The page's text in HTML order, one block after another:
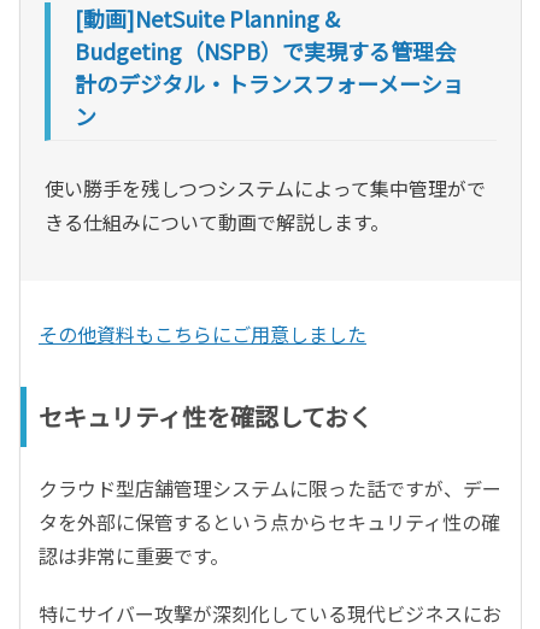
[動画]NetSuite Planning &
Budgeting（NSPB）で実現する管理会
計のデジタル・トランスフォーメーショ
ン
使い勝手を残しつつシステムによって集中管理がで
きる仕組みについて動画で解説します。
その他資料もこちらにご用意しました
セキュリティ性を確認しておく
クラウド型店舗管理システムに限った話ですが、デー
タを外部に保管するという点からセキュリティ性の確
認は非常に重要です。
特にサイバー攻撃が深刻化している現代ビジネスにお